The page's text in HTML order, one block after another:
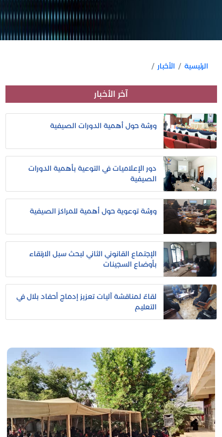
الرئيسية الأخبار
آخر الأخبار
ورشة حول أهمية الدورات الصيفية
دور الإعلاميات في التوعية بأهمية الدورات
الصيفية
ورشة توعوية حول أهمية للمراكز الصيفية
الإجتماع القانوني الثاني لبحث سبل الارتقاء
بأوضاع السجينات
لقاءٌ لمناقشة آليات تعزيز إدماج أحفاد بلال في
التعليم